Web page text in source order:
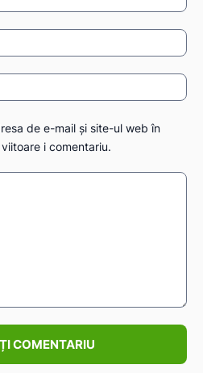
de e-mail și site-ul web în
i comentariu.